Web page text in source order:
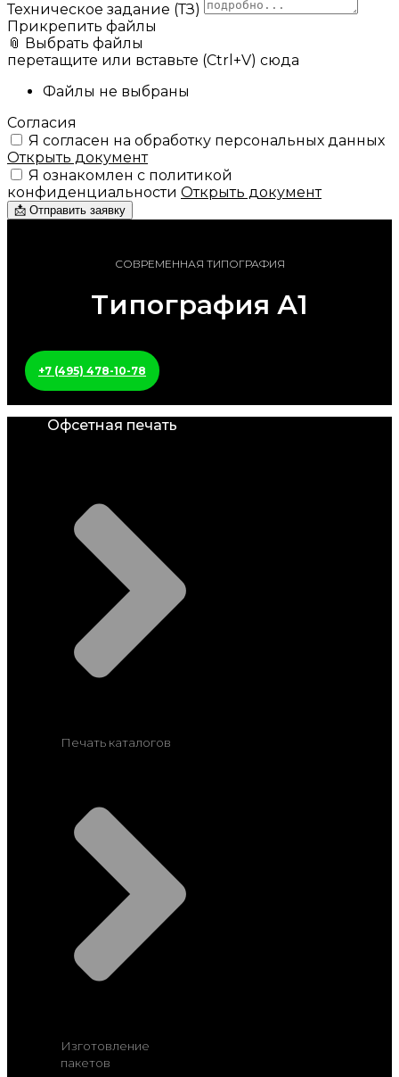
Техническое задание (ТЗ)
Прикрепить файлы
📎 Выбрать файлы
перетащите или вставьте (Ctrl+V) сюда
Файлы не выбраны
Согласия
Я согласен на обработку персональных данных
Открыть документ
Я ознакомлен с политикой
конфиденциальности Открыть документ
📩 Отправить заявку
СОВРЕМЕННАЯ ТИПОГРАФИЯ
Типография А1
+7 (495) 478-10-78
Офсетная печать
Печать каталогов
Изготовление
пакетов